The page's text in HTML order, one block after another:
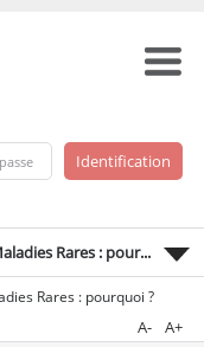
Rares : pour...
Rares : pourquoi ?
A- A+